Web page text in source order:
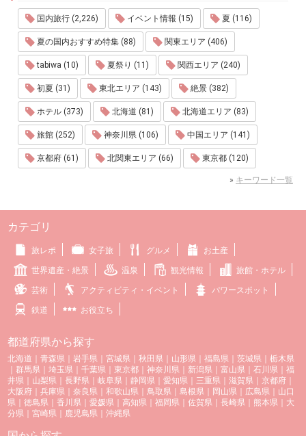
国内旅行 (2,226) イベント情報 (15) 夏 (116)
夏の国内おすすめ特集 (88) 関東エリア (406)
tabiwa (10) 夏祭り (11) 関西エリア (240)
初夏 (31) 東北エリア (143) 絶景 (382)
ホテル (373) 北海道 (81) 北海道エリア (83)
旅館 (252) 神奈川県 (106) 中国エリア (141)
京都府 (61) 北関東エリア (66) 東京都 (120)
» キーワード一覧
カテゴリ
旅レポ 女子旅 グルメ お土産
世界遺産・絶景 温泉 観光情報 旅館・ホテル
芸術 アクティビティ・イベント パワースポット
鉄道 お役立ち
都道府県から探す
北海道 ｜青森県 ｜ 岩手県 ｜宮城県 ｜秋田県 ｜ 山形県 ｜福島県 ｜茨城県 ｜栃木県
｜ 群馬県 ｜埼玉県 ｜千葉県 ｜ 東京都 ｜神奈川県 ｜ 新潟県 ｜富山県 ｜石川県 ｜福
井県 ｜ 山梨県 ｜長野県 ｜岐阜県 ｜静岡県 ｜愛知県 ｜ 三重県 ｜滋賀県 ｜京都府 ｜
大阪府 ｜兵庫県 ｜奈良県 ｜和歌山県 ｜ 鳥取県 ｜島根県 ｜ 岡山県 ｜ 広島県 ｜ 山口
県 ｜徳島県 ｜香川県 ｜愛媛県 ｜高知県 ｜福岡県 ｜佐賀県 ｜長崎県 ｜ 熊本県 ｜ 大
分県 ｜宮崎県 ｜ 鹿児島県 ｜沖縄県